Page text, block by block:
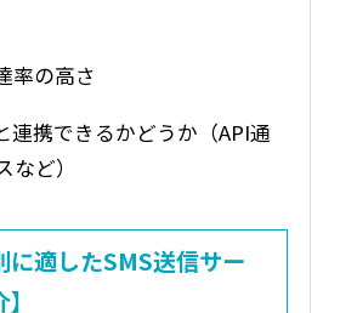
率の高さ
携できるかどうか（API通
ど）
に適したSMS送信サー